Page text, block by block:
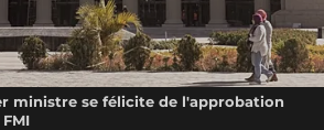
ministre se félicite de l'approbation